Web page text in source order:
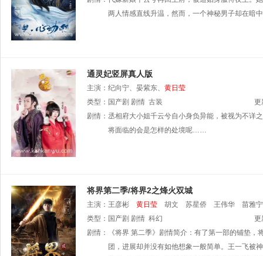
两人情感直线升温，然而，一个神秘男子却在
通灵妃竖屏真人版
主演： 纪向宁、晏紫东、 黄日莹
类型： 国产剧 剧情 古装
更
剧情： 丞相府大小姐千云兮自小身负异能，被视为不详
将面临的会是怎样的处境呢……
将界第二季/将界2之烽火双城
主演： 王彦彬 黄日莹 胡文 苏星侨 王伟华
苗雅宁
类型： 国产剧 剧情 科幻
更
剧情：
《将界 第二季》剧情简介：有了第一部的铺垫
团，进展却并没有如他想象一般简单。王一飞被